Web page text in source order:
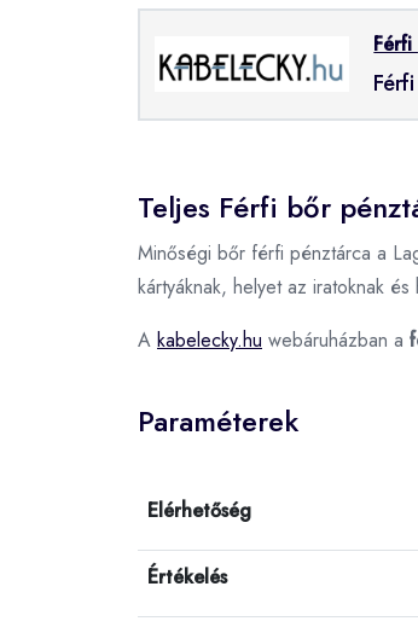
Teljes Férfi bőr
Minőségi bőr férfi pénztárca a
kártyáknak, helyet az iratoknak
A kabelecky.hu webáruházban a
Paraméterek
Elérhetőség
Értékelés